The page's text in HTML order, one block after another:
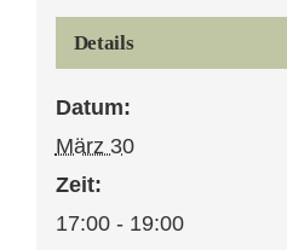
Details
Datum:
März 30
Zeit:
17:00 - 19:00